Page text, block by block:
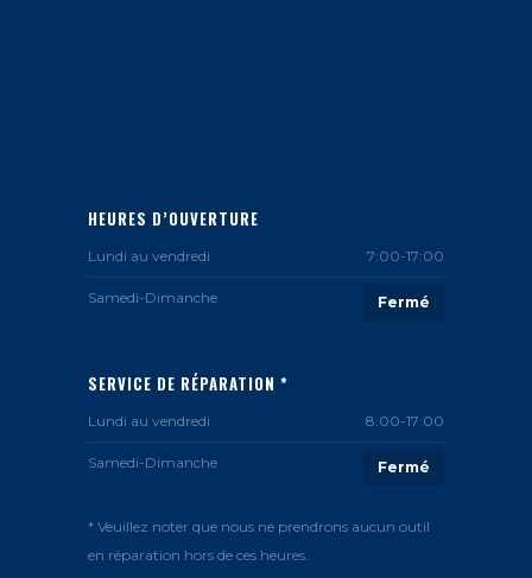
HEURES D’OUVERTURE
Lundi au vendredi 7:00-17:00
Samedi-Dimanche Fermé
SERVICE DE RÉPARATION *
Lundi au vendredi 8:00-17:00
Samedi-Dimanche Fermé
* Veuillez noter que nous ne prendrons aucun outil
en réparation hors de ces heures.